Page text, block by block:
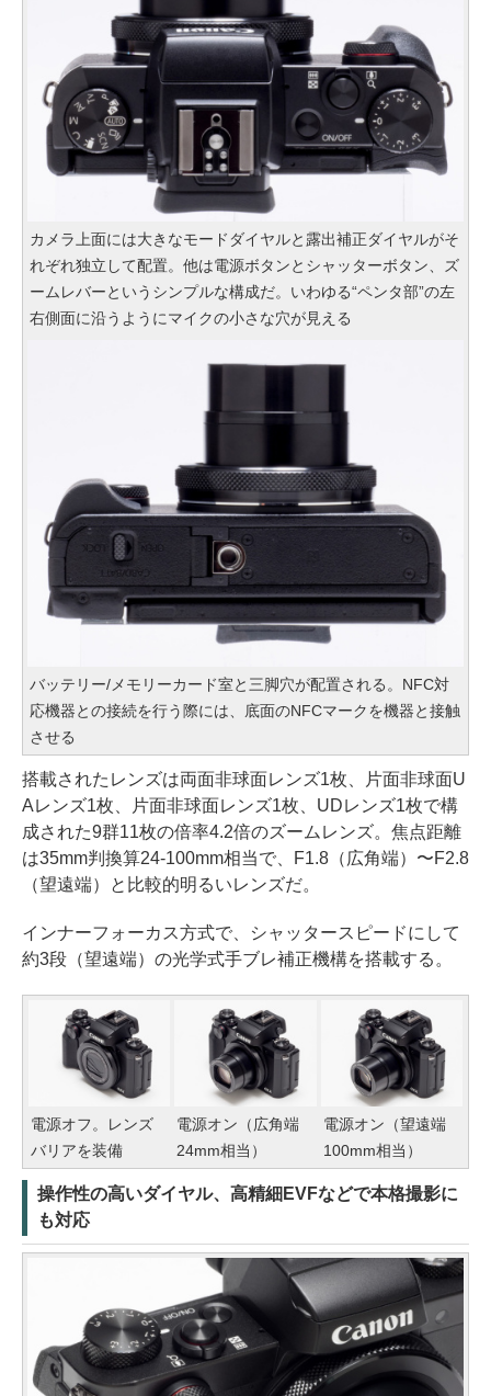
カメラ上面には大きなモードダイヤルと露出補正ダイヤルがそ
れぞれ独立して配置。他は電源ボタンとシャッターボタン、ズ
ームレバーというシンプルな構成だ。いわゆる“ペンタ部”の左
右側面に沿うようにマイクの小さな穴が見える
バッテリー/メモリーカード室と三脚穴が配置される。NFC対
応機器との接続を行う際には、底面のNFCマークを機器と接触
させる
搭載されたレンズは両面非球面レンズ1枚、片面非球面U
Aレンズ1枚、片面非球面レンズ1枚、UDレンズ1枚で構
成された9群11枚の倍率4.2倍のズームレンズ。焦点距離
は35mm判換算24-100mm相当で、F1.8（広角端）〜F2.8
（望遠端）と比較的明るいレンズだ。
インナーフォーカス方式で、シャッタースピードにして
約3段（望遠端）の光学式手ブレ補正機構を搭載する。
電源オフ。レンズ
バリアを装備
電源オン（広角端
24mm相当）
電源オン（望遠端
100mm相当）
操作性の高いダイヤル、高精細EVFなどで本格撮影に
も対応